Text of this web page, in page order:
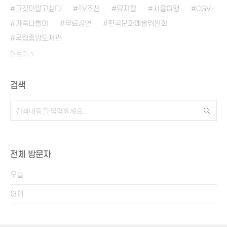
그것이알고싶다
TV조선 뮤지컬 서울여행
CGV
가족나들이
무료공연
한국문화예술위원회
국립중앙도서관
더보기
검색
전체 방문자
오늘
어제